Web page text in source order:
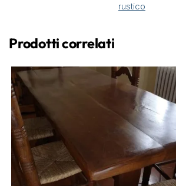
rustico
Prodotti correlati